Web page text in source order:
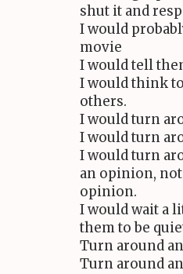
shut it and
I would
movie
I would tell
I would think
others.
I would turn
I would turn
I would turn
an opinion,
opinion.
I would wait a
them to be
Turn around
Turn around